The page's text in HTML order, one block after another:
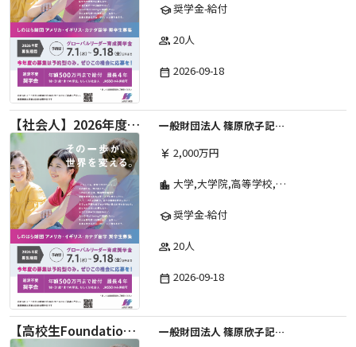
school奨学金-給付
group 20人
date_range 2026-09-18
【社会人】2026年度 しのはら財団 アメリカ・イギリス・カナダ英語留学奨学金
一般財団法人 篠原欣子記念財団 (海外留学奨学金グループ)
currency_yen 2,000万円
location_city 大学,大学院,高等学校,その他,高等専門学校,専修学校,短期大学
school奨学金-給付
group 20人
date_range 2026-09-18
【高校生Foundation Course 】2026年度 しのはら財団 アメリカ・イギリス・カナダ英語留学奨学金
一般財団法人 篠原欣子記念財団 (海外留学奨学金グループ)